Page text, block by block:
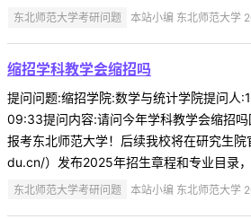
东北师范大学考研问题 本站小编 东北师范大学
缩招学科教学会缩招吗
提问问题:缩招学院:数学与统计学院提问
09:33提问内容:请问今年学科教学会缩招
报考东北师范大学！后续我校将在研究生
du.cn/）发布2025年招生章程和专业目录
东北师范大学考研问题 本站小编 东北师范大学